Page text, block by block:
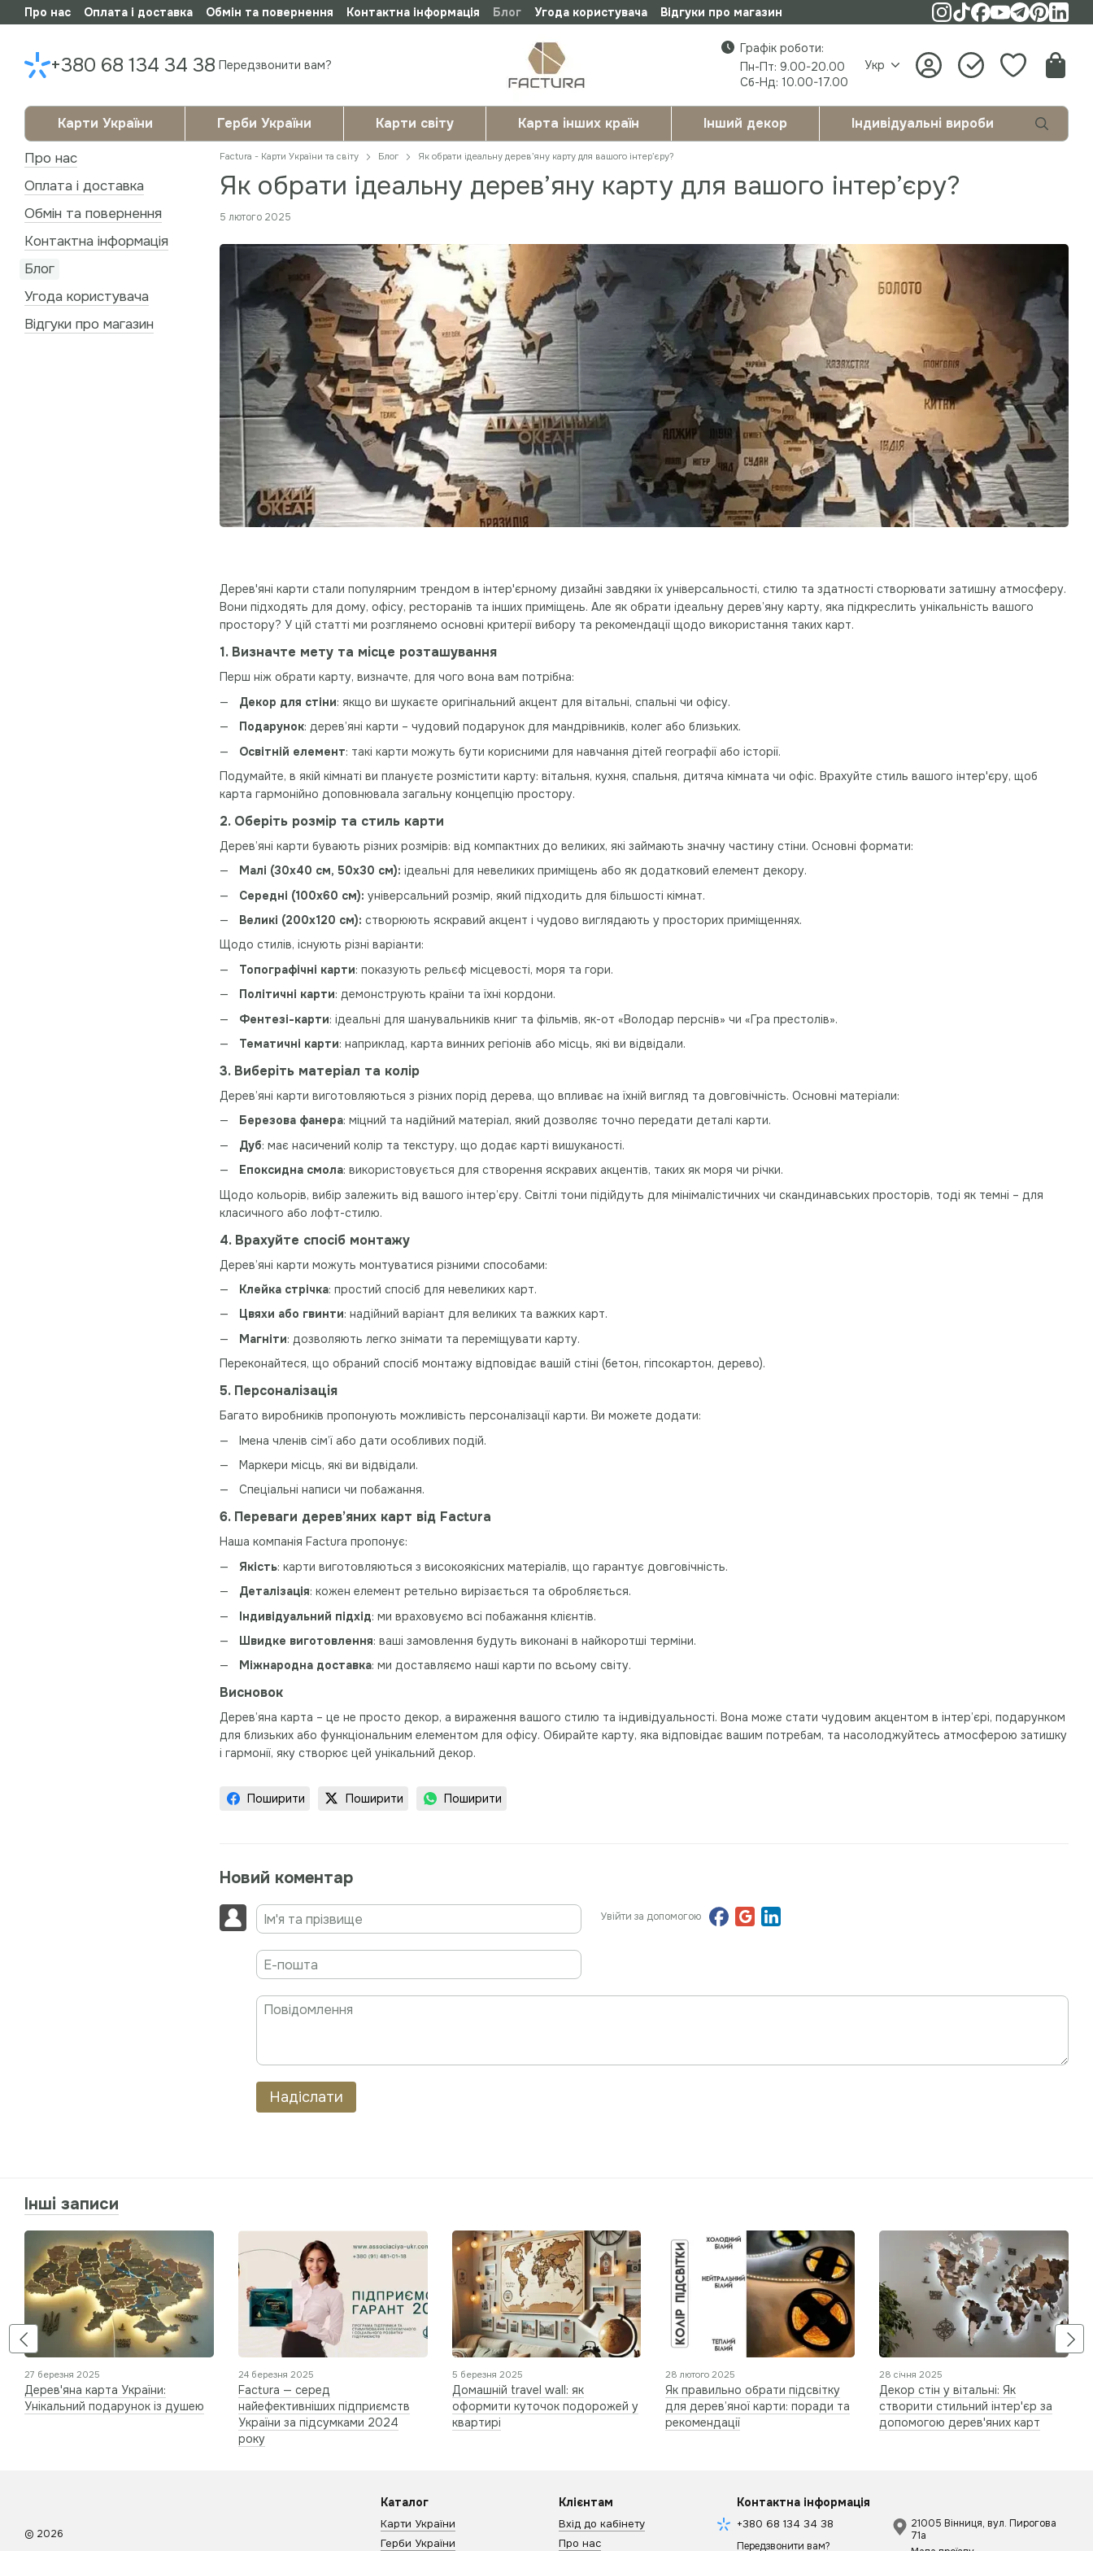
Перейти до основного контенту
Про нас Оплата і доставка Обмін та повернення Контактна інформація Блог Угода користувача Відгуки про магазин
+380 68 134 34 38 Передзвонити вам?
Графік роботи:
Пн-Пт: 9.00-20.00
Сб-Нд: 10.00-17.00
Укр
Карти України Герби України Карти світу Карта інших країн Інший декор Індивідуальні вироби
Factura - Карти України та світу Блог Як обрати ідеальну дерев’яну карту для вашого інтер’єру?
Як обрати ідеальну дерев’яну карту для вашого інтер’єру?
5 лютого 2025
Дерев'яні карти стали популярним трендом в інтер'єрному дизайні завдяки їх універсальності, стилю та здатності створювати затишну атмосферу.
Вони підходять для дому, офісу, ресторанів та інших приміщень. Але як обрати ідеальну дерев’яну карту, яка підкреслить унікальність вашого
простору? У цій статті ми розглянемо основні критерії вибору та рекомендації щодо використання таких карт.
1. Визначте мету та місце розташування
Перш ніж обрати карту, визначте, для чого вона вам потрібна:
Декор для стіни: якщо ви шукаєте оригінальний акцент для вітальні, спальні чи офісу.
Подарунок: дерев’яні карти – чудовий подарунок для мандрівників, колег або близьких.
Освітній елемент: такі карти можуть бути корисними для навчання дітей географії або історії.
Подумайте, в якій кімнаті ви плануєте розмістити карту: вітальня, кухня, спальня, дитяча кімната чи офіс. Врахуйте стиль вашого інтер'єру, щоб
карта гармонійно доповнювала загальну концепцію простору.
2. Оберіть розмір та стиль карти
Дерев’яні карти бувають різних розмірів: від компактних до великих, які займають значну частину стіни. Основні формати:
Малі (30x40 см, 50x30 см): ідеальні для невеликих приміщень або як додатковий елемент декору.
Середні (100x60 см): універсальний розмір, який підходить для більшості кімнат.
Великі (200x120 см): створюють яскравий акцент і чудово виглядають у просторих приміщеннях.
Щодо стилів, існують різні варіанти:
Топографічні карти: показують рельєф місцевості, моря та гори.
Політичні карти: демонструють країни та їхні кордони.
Фентезі-карти: ідеальні для шанувальників книг та фільмів, як-от «Володар перснів» чи «Гра престолів».
Тематичні карти: наприклад, карта винних регіонів або місць, які ви відвідали.
3. Виберіть матеріал та колір
Дерев’яні карти виготовляються з різних порід дерева, що впливає на їхній вигляд та довговічність. Основні матеріали:
Березова фанера: міцний та надійний матеріал, який дозволяє точно передати деталі карти.
Дуб: має насичений колір та текстуру, що додає карті вишуканості.
Епоксидна смола: використовується для створення яскравих акцентів, таких як моря чи річки.
Щодо кольорів, вибір залежить від вашого інтер’єру. Світлі тони підійдуть для мінімалістичних чи скандинавських просторів, тоді як темні – для
класичного або лофт-стилю.
4. Врахуйте спосіб монтажу
Дерев’яні карти можуть монтуватися різними способами:
Клейка стрічка: простий спосіб для невеликих карт.
Цвяхи або гвинти: надійний варіант для великих та важких карт.
Магніти: дозволяють легко знімати та переміщувати карту.
Переконайтеся, що обраний спосіб монтажу відповідає вашій стіні (бетон, гіпсокартон, дерево).
5. Персоналізація
Багато виробників пропонують можливість персоналізації карти. Ви можете додати:
Імена членів сім’ї або дати особливих подій.
Маркери місць, які ви відвідали.
Спеціальні написи чи побажання.
6. Переваги дерев’яних карт від Factura
Наша компанія Factura пропонує:
Якість: карти виготовляються з високоякісних матеріалів, що гарантує довговічність.
Деталізація: кожен елемент ретельно вирізається та обробляється.
Індивідуальний підхід: ми враховуємо всі побажання клієнтів.
Швидке виготовлення: ваші замовлення будуть виконані в найкоротші терміни.
Міжнародна доставка: ми доставляємо наші карти по всьому світу.
Висновок
Дерев’яна карта – це не просто декор, а вираження вашого стилю та індивідуальності. Вона може стати чудовим акцентом в інтер’єрі, подарунком
для близьких або функціональним елементом для офісу. Обирайте карту, яка відповідає вашим потребам, та насолоджуйтесь атмосферою затишку
і гармонії, яку створює цей унікальний декор.
Поширити Поширити Поширити
Новий коментар
Увійти за допомогою
Надіслати
Про нас
Оплата і доставка
Обмін та повернення
Контактна інформація
Блог
Угода користувача
Відгуки про магазин
Інші записи
27 березня 2025
Дерев'яна карта України:
Унікальний подарунок із душею
24 березня 2025
Factura — серед
найефективніших підприємств
України за підсумками 2024
року
5 березня 2025
Домашній travel wall: як
оформити куточок подорожей у
квартирі
28 лютого 2025
Як правильно обрати підсвітку
для дерев’яної карти: поради та
рекомендації
28 січня 2025
Декор стін у вітальні: Як
створити стильний інтер'єр за
допомогою дерев'яних карт
© 2026
Каталог
Карти України
Герби України
Клієнтам
Вхід до кабінету
Про нас
Контактна інформація
+380 68 134 34 38
Передзвонити вам?
21005 Вінниця, вул. Пирогова
71а